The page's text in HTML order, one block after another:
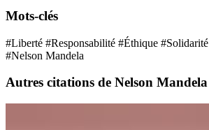
Mots-clés
#Liberté #Responsabilité #Éthique #Solidarité
#Nelson Mandela
Autres citations de Nelson Mandela